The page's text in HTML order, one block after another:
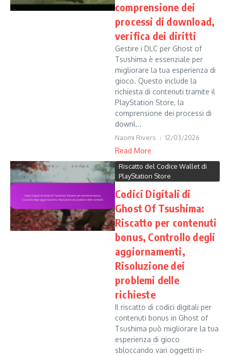
comprensione dei
processi di download,
verifica dei diritti
Gestire i DLC per Ghost of
Tsushima è essenziale per
migliorare la tua esperienza di
gioco. Questo include la
richiesta di contenuti tramite il
PlayStation Store, la
comprensione dei processi di
downl...
Naomi Rivers 12/03/2026
Read More
Riscatto del Codice Wallet di
PlayStation Store
Codici Digitali di
Ghost Of Tsushima:
Riscatto per contenuti
bonus, Controllo degli
aggiornamenti,
Risoluzione dei
problemi delle
richieste
Il riscatto di codici digitali per
contenuti bonus in Ghost of
Tsushima può migliorare la tua
esperienza di gioco
sbloccando vari oggetti in-